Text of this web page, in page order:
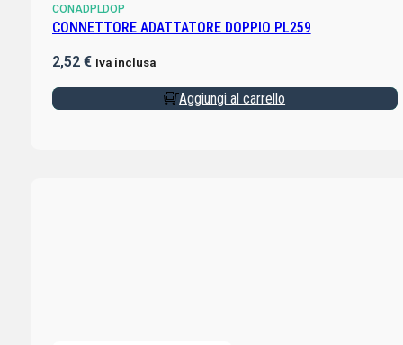
CONADPLDOP
CONNETTORE ADATTATORE DOPPIO PL259
2,52 € Iva inclusa
Aggiungi al carrello